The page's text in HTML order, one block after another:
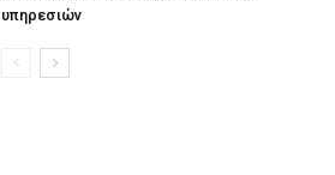
υπηρεσιών